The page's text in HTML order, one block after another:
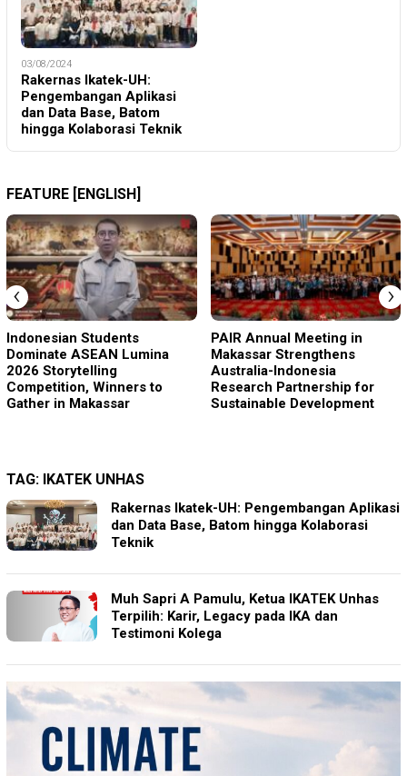
03/08/2024
Rakernas Ikatek-UH:
Pengembangan Aplikasi
dan Data Base, Batom
hingga Kolaborasi Teknik
FEATURE [ENGLISH]
Indonesian Students
Dominate ASEAN Lumina
2026 Storytelling
Competition, Winners to
Gather in Makassar
PAIR Annual Meeting in
Makassar Strengthens
Australia-Indonesia
Research Partnership for
Sustainable Development
‹ ›
TAG: IKATEK UNHAS
Rakernas Ikatek-UH: Pengembangan Aplikasi
dan Data Base, Batom hingga Kolaborasi
Teknik
Muh Sapri A Pamulu, Ketua IKATEK Unhas
Terpilih: Karir, Legacy pada IKA dan
Testimoni Kolega